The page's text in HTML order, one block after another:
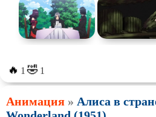
🔥 1 🤣 1
Анимация » Алиса в